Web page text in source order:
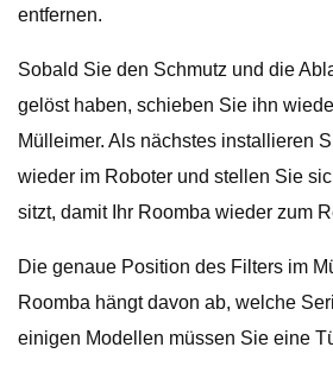
entfernen.
Sobald Sie den Schmutz und die
gelöst haben, schieben Sie ihn
Mülleimer. Als nächstes installieren
wieder im Roboter und stellen Sie
sitzt, damit Ihr Roomba wieder zum
Die genaue Position des Filters im
Roomba hängt davon ab, welche
einigen Modellen müssen Sie eine